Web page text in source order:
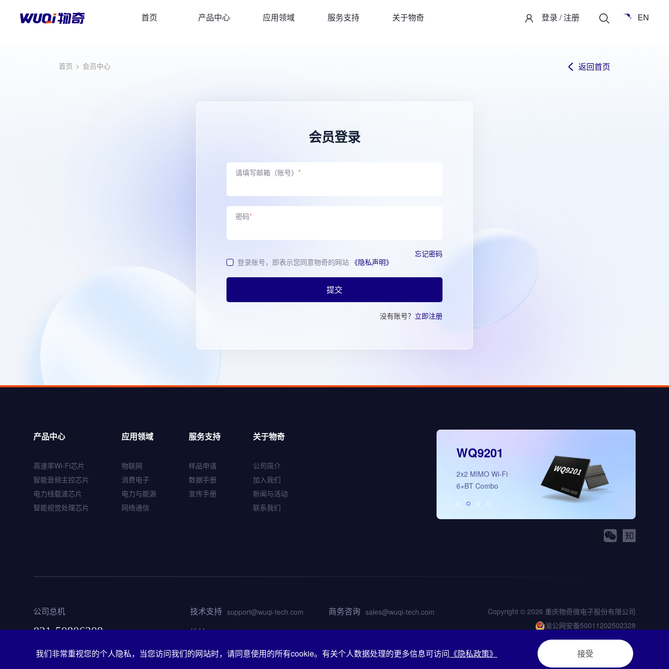
我们非常重视您的个人隐私，当您访问我们的网站时，请同意使用的所有cookie。有关个人数据处理的更多信息可访问 《隐私政策》 接受
首页 产品中心 应用领域 服务支持 关于物奇 登录 / 注册 EN
首页 > 会员中心 返回首页
会员登录
请填写邮箱（账号） *
密码*
忘记密码
登录账号，即表示您同意物奇的网站 《隐私声明》
提交
没有账号？ 立即注册
产品中心
高速率Wi-Fi芯片
智能音频主控芯片
电力线载波芯片
智能视觉处理芯片
应用领域
物联网
消费电子
电力与能源
网络通信
服务支持
样品申请
数据手册
宣传手册
关于物奇
公司简介
加入我们
新闻与活动
联系我们
WQ9201
2x2 MIMO Wi-Fi
6+BT Combo
公司总机
021-50806308
技术支持 support@wuqi-tech.com 商务咨询 sales@wuqi-tech.com
地址 上海市浦东新区张东路1761号4幢4层
Copyright © 2026 重庆物奇微电子股份有限公司
渝公网安备50011202502328
渝ICP备2023001936号-2
站长统计
网站地图